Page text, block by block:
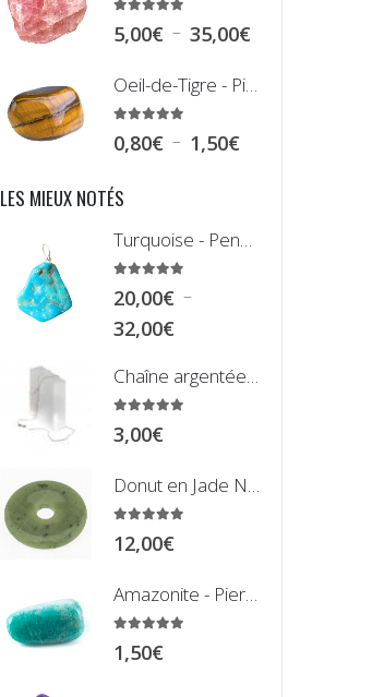
10,80€
23,40€
5,00€ – 35,00€Plage
prix :
Oeil-de-Tigre - Pierre Roulée
0,80€ – 1,50€Plage
LES MIEUX NOTÉS
Turquoise - Pendentif Plaquette
20,00€ –
32,00€Plage
prix :
20,00€
32,00€
Chaîne argentée Maille serpent (50 centimètres)
3,00€
Donut en Jade Néphrite du Canada
12,00€
Amazonite - Pierre Roulée
1,50€